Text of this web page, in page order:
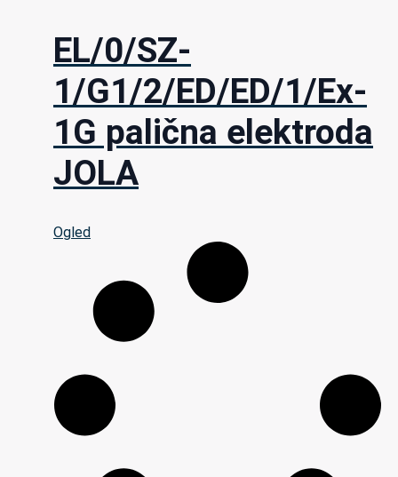
EL/0/SZ-
1/G1/2/ED/ED/1/Ex-
1G palična elektroda
JOLA
Ogled